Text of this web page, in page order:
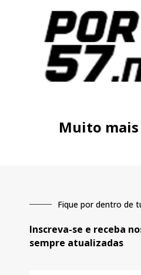
Muito
Fique por dentro de
Inscreva-se e receba
sempre atualizadas